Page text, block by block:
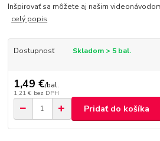
Inšpirovať sa môžete aj našim
celý popis
Dostupnosť Skladom > 5 bal.
1,49 €/bal.
1,21 € bez DPH
Pridať do košíka